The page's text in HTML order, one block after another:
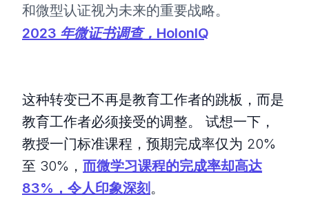
和微型认证视为未来的重要战略。
2023 年微证书调查，HolonIQ
这种转变已不再是教育工作者的跳板，而是
教育工作者必须接受的调整。 试想一下，
教授一门标准课程，预期完成率仅为 20%
至 30%， 而微学习课程的完成率却高达
83%，令人印象深刻 。